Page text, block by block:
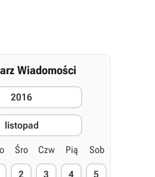
Wiadomości
2016
listopad
Śro Czw Pią Sob
2 3 4 5